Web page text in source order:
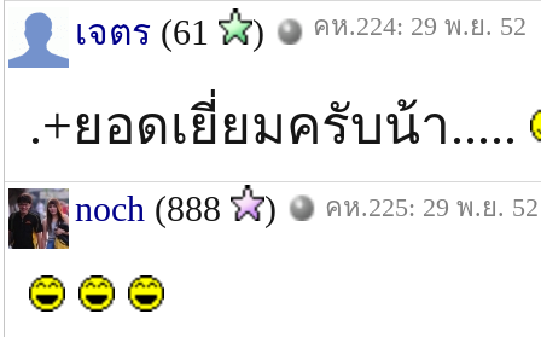
เจตร (61 ) คห.224: 29 พ.ย. 52
.+ยอดเยี่ยมครับน้า.....
noch (888 ) คห.225: 29 พ.ย. 52